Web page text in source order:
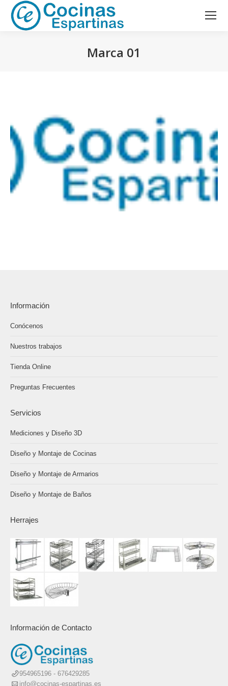
Marca 01
Información
Conócenos
Nuestros trabajos
Tienda Online
Preguntas Frecuentes
Servicios
Mediciones y Diseño 3D
Diseño y Montaje de Cocinas
Diseño y Montaje de Armarios
Diseño y Montaje de Baños
Herrajes
Información de Contacto
954965196 - 676429285
info@cocinas-espartinas.es